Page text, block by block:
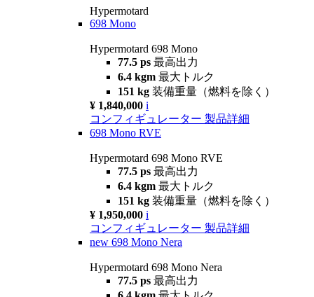
Hypermotard
698 Mono
Hypermotard 698 Mono
77.5 ps 最高出力
6.4 kgm 最大トルク
151 kg 装備重量（燃料を除く）
¥ 1,840,000 i
コンフィギュレーター 製品詳細
698 Mono RVE
Hypermotard 698 Mono RVE
77.5 ps 最高出力
6.4 kgm 最大トルク
151 kg 装備重量（燃料を除く）
¥ 1,950,000 i
コンフィギュレーター 製品詳細
new 698 Mono Nera
Hypermotard 698 Mono Nera
77.5 ps 最高出力